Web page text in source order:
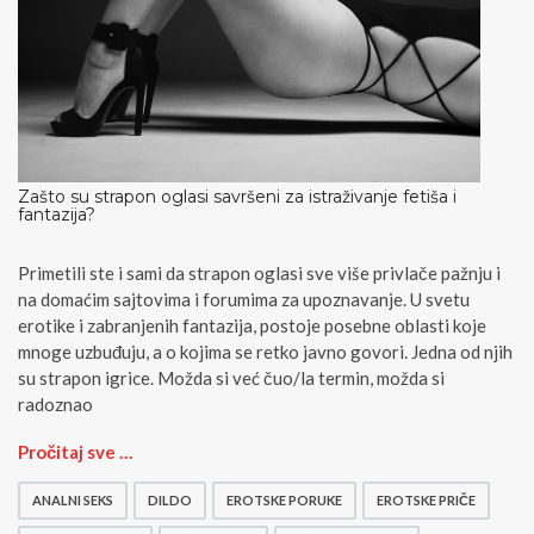
Zašto su strapon oglasi savršeni za istraživanje fetiša i
fantazija?
Primetili ste i sami da strapon oglasi sve više privlače pažnju i
na domaćim sajtovima i forumima za upoznavanje. U svetu
erotike i zabranjenih fantazija, postoje posebne oblasti koje
mnoge uzbuđuju, a o kojima se retko javno govori. Jedna od njih
su strapon igrice. Možda si već čuo/la termin, možda si
radoznao
Z
t
Pročitaj sve …
ANALNI SEKS DILDO EROTSKE PORUKE EROTSKE PRIČE